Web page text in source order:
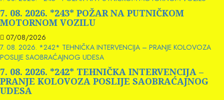
7. 08. 2026. *243* POŽAR NA PUTNIČKOM
MOTORNOM VOZILU
07/08/2026
7. 08. 2026. *242* TEHNIČKA INTERVENCIJA – PRANJE KOLOVOZA
POSLIJE SAOBRAĆAJNOG UDESA
7. 08. 2026. *242* TEHNIČKA INTERVENCIJA –
PRANJE KOLOVOZA POSLIJE SAOBRAĆAJNOG
UDESA